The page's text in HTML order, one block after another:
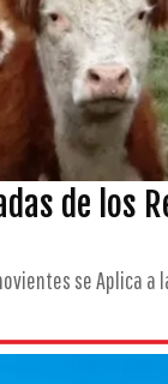
de los
se Aplica